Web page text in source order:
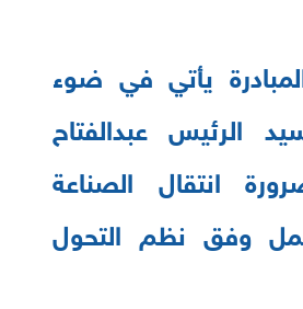
يأتي في ضوء
الرئيس عبدالفتاح
انتقال الصناعة
وفق نظم التحول